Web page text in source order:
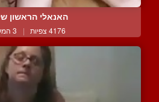
האנאלי הראשון
4176 צפיות | 3 המלצות